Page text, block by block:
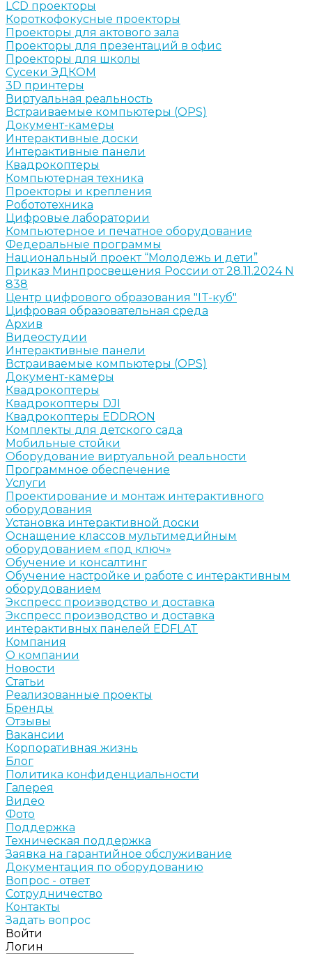
LCD проекторы
Короткофокусные проекторы
Проекторы для актового зала
Проекторы для презентаций в офис
Проекторы для школы
Сусеки ЭДКОМ
3D принтеры
Виртуальная реальность
Встраиваемые компьютеры (OPS)
Документ-камеры
Интерактивные доски
Интерактивные панели
Квадрокоптеры
Компьютерная техника
Проекторы и крепления
Робототехника
Цифровые лаборатории
Компьютерное и печатное оборудование
Федеральные программы
Национальный проект “Молодежь и дети”
Приказ Минпросвещения России от 28.11.2024 N
838
Центр цифрового образования "IT-куб"
Цифровая образовательная среда
Архив
Видеостудии
Интерактивные панели
Встраиваемые компьютеры (OPS)
Документ-камеры
Квадрокоптеры
Квадрокоптеры DJI
Квадрокоптеры EDDRON
Комплекты для детского сада
Мобильные стойки
Оборудование виртуальной реальности
Программное обеспечение
Услуги
Проектирование и монтаж интерактивного
оборудования
Установка интерактивной доски
Оснащение классов мультимедийным
оборудованием «под ключ»
Обучение и консалтинг
Обучение настройке и работе с интерактивным
оборудованием
Экспресс производство и доставка
Экспресс производство и доставка
интерактивных панелей EDFLAT
Компания
О компании
Новости
Статьи
Реализованные проекты
Бренды
Отзывы
Вакансии
Корпоративная жизнь
Блог
Политика конфиденциальности
Галерея
Видео
Фото
Поддержка
Техническая поддержка
Заявка на гарантийное обслуживание
Документация по оборудованию
Вопрос - ответ
Сотрудничество
Контакты
Задать вопрос
Войти
Логин